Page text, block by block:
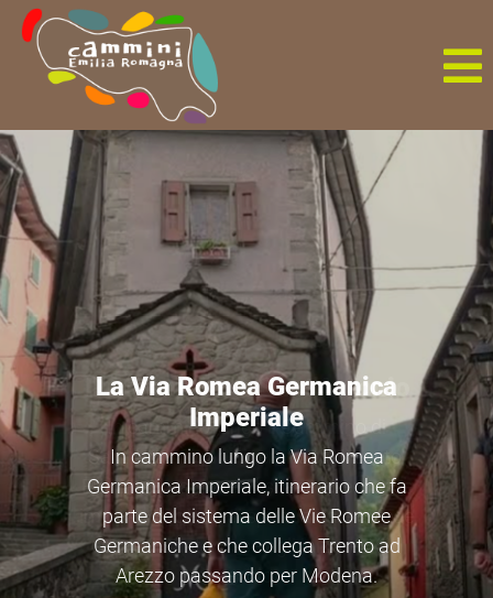
IlCammino di San
Colombano
In cammino lungo il Cammino di San
Colombano, che ripercorre i luoghi in
Emilia-Romagna toccati dal monaco
irlandese durante la sua “peregrinatio
pro Christo”